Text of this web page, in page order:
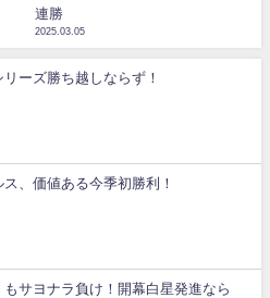
連勝
2025.03.05
ーズ勝ち越しならず！
、価値ある今季初勝利！
サヨナラ負け！開幕白星発進なら